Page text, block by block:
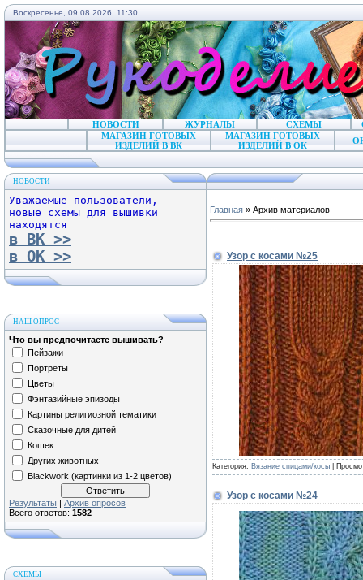
Воскресенье, 09.08.2026, 11:30
НОВОСТИ ЖУРНАЛЫ СХЕМЫ
МАГАЗИН ГОТОВЫХ
ИЗДЕЛИЙ В ВК
МАГАЗИН ГОТОВЫХ
ИЗДЕЛИЙ В ОК
НОВОСТИ
Уважаемые пользователи,
новые схемы для вышивки
находятся
в ВК >>
в ОК >>
НАШ ОПРОС
Что вы предпочитаете вышивать?
Пейзажи
Портреты
Цветы
Фэнтазийные эпизоды
Картины религиозной тематики
Сказочные для дитей
Кошек
Других животных
Blackwork (картинки из 1-2 цветов)
Результаты | Архив опросов
Всего ответов: 1582
СХЕМЫ
Главная » Архив материалов
Узор с косами №25
Категория: Вязание спицами/косы |
Узор с косами №24